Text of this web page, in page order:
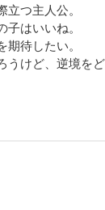
つ主人公。
はいいね。
待したい。
けど、逆境